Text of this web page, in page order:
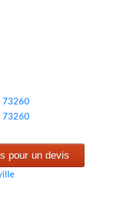
73260
73260
pour un devis